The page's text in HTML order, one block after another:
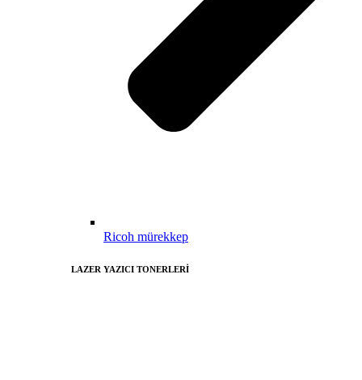
Ricoh mürekkep
LAZER YAZICI TONERLERİ